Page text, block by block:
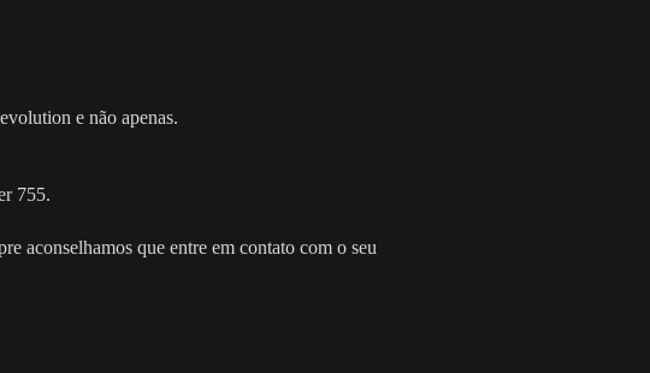
e não apenas.
755.
aconselhamos que entre em contato com o seu